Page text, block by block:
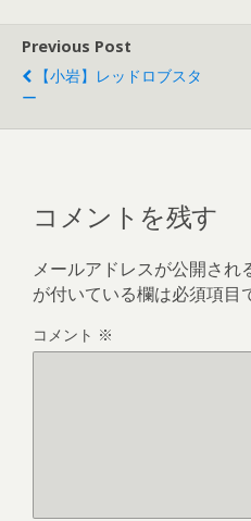
Previous Post
【小岩】レッドロブスタ
ー
コメントを残す
メールアドレスが公開され
が付いている欄は必須項目
コメント ※